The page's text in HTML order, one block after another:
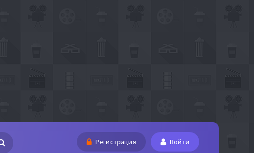
Регистрация Войти